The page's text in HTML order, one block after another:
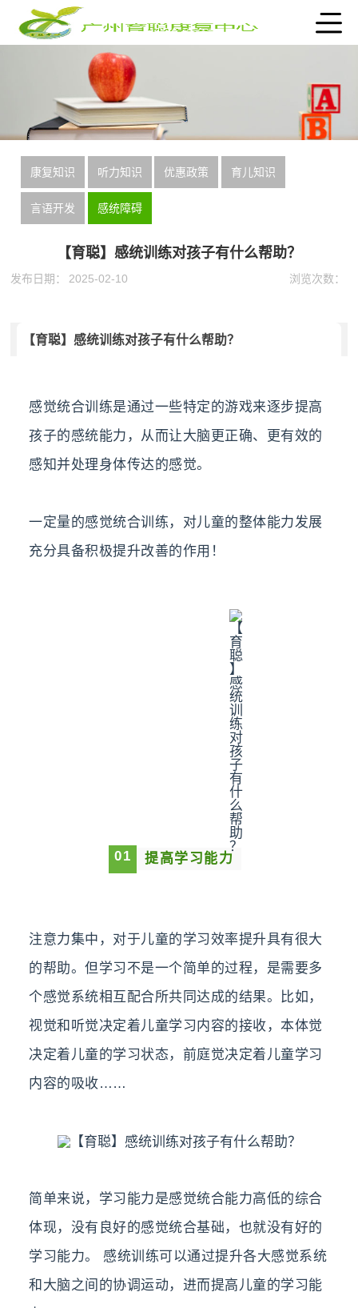
康复知识 听力知识 优惠政策 育儿知识
言语开发 感统障碍
【育聪】感统训练对孩子有什么帮助？
发布日期： 2025-02-10 浏览次数：
【育聪】感统训练对孩子有什么帮助？
感觉统合训练是通过一些特定的游戏来逐步提高
孩子的感统能力，从而让大脑更正确、更有效的
感知并处理身体传达的感觉。
一定量的感觉统合训练，对儿童的整体能力发展
充分具备积极提升改善的作用！
01 提高学习能力
注意力集中，对于儿童的学习效率提升具有很大
的帮助。但学习不是一个简单的过程，是需要多
个感觉系统相互配合所共同达成的结果。比如，
视觉和听觉决定着儿童学习内容的接收，本体觉
决定着儿童的学习状态，前庭觉决定着儿童学习
内容的吸收……
简单来说，学习能力是感觉统合能力高低的综合
体现，没有良好的感觉统合基础，也就没有好的
学习能力。 感统训练可以通过提升各大感觉系统
和大脑之间的协调运动，进而提高儿童的学习能